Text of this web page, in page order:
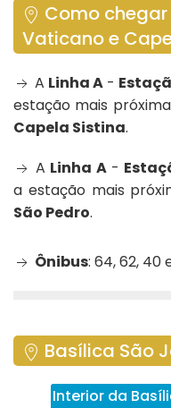
Como
Vaticano e
A Linha A -
estação mais
Capela Sistina.
A Linha A-
a estação mais
São Pedro.
Ônibus: 64, 62, 40
Basílica São
Interior da